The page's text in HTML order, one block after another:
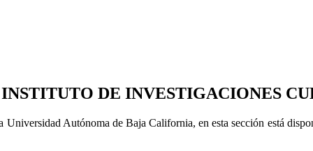
DE INVESTIGACIONES
Autónoma de Baja California, en esta sección está